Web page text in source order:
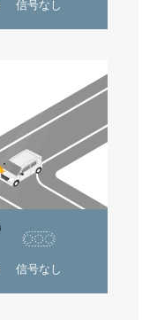
信号なし
信号なし